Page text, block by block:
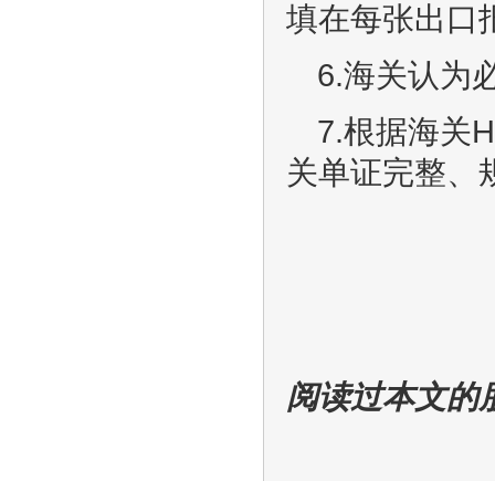
填在每张出口
6.海关认为
7.根据海关
关单证完整
阅读过本文的